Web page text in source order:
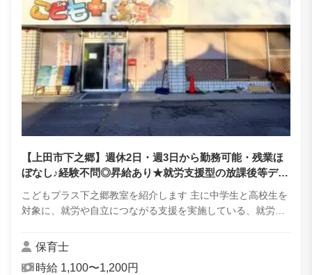
【上田市下之郷】週休2日・週3日から勤務可能・残業ほ
ぼなし♪経験不問◎昇給あり★就労支援型の放課後等デイ
サービスで、保育士として子どもたちのサポートをしま
せんか？
こどもプラス下之郷教室を紹介します 主に中学生と高校生を
対象に、就労や自立につながる支援を実施している、就労支
個性や興味関心に合わせたプログラムを...
保育士
時給 1,100〜1,200円